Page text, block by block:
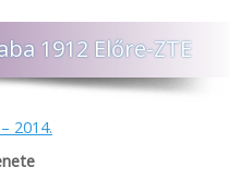
1912 Előre-ZTE
2014.